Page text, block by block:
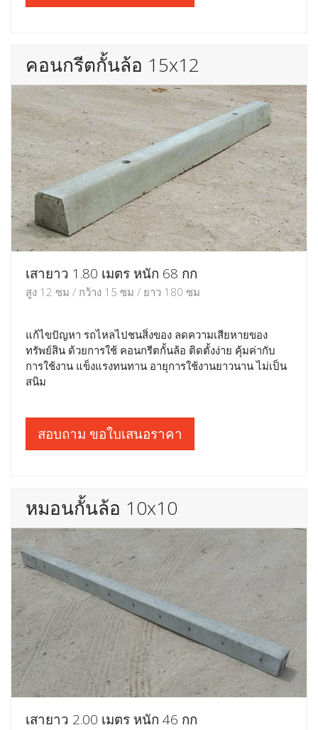
คอนกรีตกั้นล้อ 15x12
เสายาว 1.80 เมตร หนัก 68 กก
สูง 12 ซม / กว้าง 15 ซม / ยาว 180 ซม
แก้ไขปัญหา รถไหลไปชนสิ่งของ ลดความเสียหายของ
ทรัพย์สิน ด้วยการใช้ คอนกรีตกั้นล้อ ติดตั้งง่าย คุ้มค่ากับ
การใช้งาน แข็งแรงทนทาน อายุการใช้งานยาวนาน ไม่เป็น
สนิม
สอบถาม ขอใบเสนอราคา
หมอนกั้นล้อ 10x10
เสายาว 2.00 เมตร หนัก 46 กก